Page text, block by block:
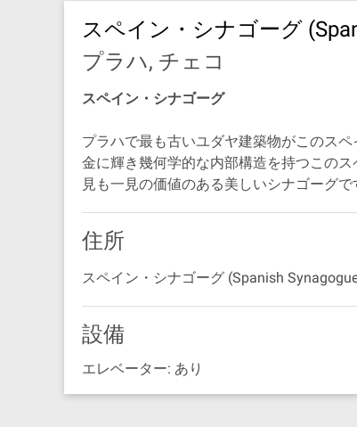
スペイン・シナゴーグ
プラハ, チェコ
スペイン・シナゴーグ
プラハで最も古いユダヤ建築物がこのス
金に輝き幾何学的な内部構造を持つこの
見も一見の価値のある美しいシナゴーグで
住所
スペイン・シナゴーグ (Spanish
設備
エレベーター: あり